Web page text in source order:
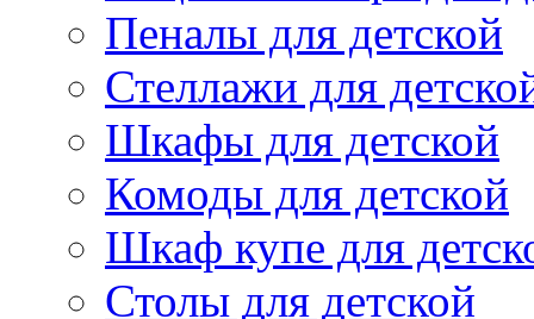
Пеналы для детской
Стеллажи для
Шкафы для детской
Комоды для детской
Шкаф купе для
Столы для детской